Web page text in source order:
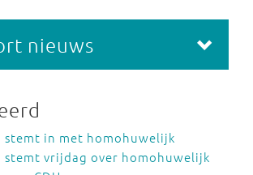
nieuws
stemt in met homohuwelijk
stemt vrijdag over homohuwelijk